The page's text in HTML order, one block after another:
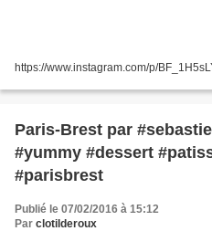
https://www.instagram.com/p/
Paris-Brest par
#yummy #dessert
#parisbrest
Publié le 07/02/2016 à 15:12
Par clotilderoux